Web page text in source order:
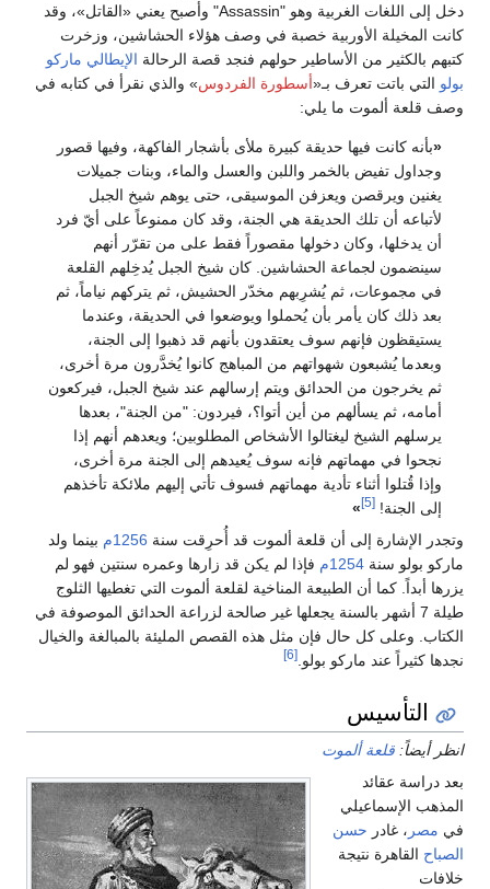
دخل إلى اللغات الغربية وهو "Assassin" وأصبح يعني «القاتل»، وقد
المخيلة الأوربية خصبة في وصف هؤلاء الحشاشين، وزخرت
بالكثير من الأساطير حولهم فنجد قصة الرحالة الإيطالي ماركو
التي باتت تعرف بـ« أسطورة الفردوس» والذي نقرأ في كتابه في
قلعة ألموت ما يلي:
بأنه كانت فيها حديقة كبيرة ملأى بأشجار الفاكهة، وفيها قصور
وجداول تفيض بالخمر واللبن والعسل والماء، وبنات جميلات
يغنين ويرقصن ويعزفن الموسيقى، حتى يوهم شيخ الجبل
لأتباعه أن تلك الحديقة هي الجنة، وقد كان ممنوعاً على أيّ فرد
أن يدخلها، وكان دخولها مقصوراً فقط على من تقرّر أنهم
سينضمون لجماعة الحشاشين. كان شيخ الجبل يُدخِلهم القلعة
في مجموعات، ثم يُشرِبهم مخدّر الحشيش، ثم يتركهم نياماً، ثم
بعد ذلك كان يأمر بأن يُحملوا ويوضعوا في الحديقة، وعندما
يستيقظون فإنهم سوف يعتقدون بأنهم قد ذهبوا إلى الجنة،
وبعدما يُشبعون شهواتهم من المباهج كانوا يُخدَّرون مرة أخرى،
ثم يخرجون من الحدائق ويتم إرسالهم عند شيخ الجبل، فيركعون
أمامه، ثم يسألهم من أين أتوا؟، فيردون: "من الجنة"، بعدها
يرسلهم الشيخ ليغتالوا الأشخاص المطلوبين؛ ويعدهم أنهم إذا
نجحوا في مهماتهم فإنه سوف يُعيدهم إلى الجنة مرة أخرى،
وإذا قُتلوا أثناء تأدية مهماتهم فسوف تأتي إليهم ملائكة تأخذهم
إلى الجنة!
»
الإشارة إلى أن قلعة ألموت قد أُحرِقت سنة 1256م بينما ولد
بولو سنة 1254م فإذا لم يكن قد زارها وعمره سنتين فهو لم
أبداً. كما أن الطبيعة المناخية لقلعة ألموت التي تغطيها الثلوج
طيلة 7 أشهر بالسنة يجعلها غير صالحة لزراعة الحدائق الموصوفة في
وعلى كل حال فإن مثل هذه القصص المليئة بالمبالغة والخيال
كثيراً عند ماركو بولو.
التأسيس
أيضاً:قلعة ألموت
دراسة عقائد
الإسماعيلي
مصر ، غادر حسن
القاهرة نتيجة